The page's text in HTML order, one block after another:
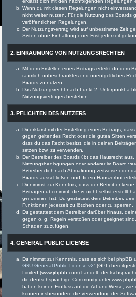
erklärst dich mit den nachfolgenden Regelungen
Wenn du mit diesen Regelungen nicht
nicht weiter nutzen. Für die Nutzung des Boards
veröffentlichten Regelungen.
Der Nutzungsvertrag wird auf unbestimmte Zeit
Seiten ohne Einhaltung einer Frist jederzeit
2. EINRÄUMUNG VON NUTZUNGSRECHTEN
Mit dem Erstellen eines Beitrags erteilst du dem
räumlich unbeschränktes und unentgeltliches
Boards zu nutzen.
Das Nutzungsrecht nach Punkt 2, Unterpunkt a
Nutzungsvertrages bestehen.
3. PFLICHTEN DES NUTZERS
Du erklärst mit der Erstellung eines Beitrags,
gegen geltendes Recht oder die guten Sitten
dass du das Recht besitzt, die in deinen
setzen bzw. zu verwenden.
Der Betreiber des Boards übt das Hausrecht
Nutzungsbedingungen oder anderer im Board
Betreiber dich nach Abmahnung zeitweise oder
Boards ausschließen und dir ein Hausverbot
Du nimmst zur Kenntnis, dass der Betreiber
Beiträgen übernimmt, die er nicht selbst erstellt
genommen hat. Du gestattest dem Betreiber,
Funktionen jederzeit zu löschen oder zu sperren.
Du gestattest dem Betreiber darüber hinaus,
gegen o. g. Regeln verstoßen oder geeignet
Schaden zuzufügen.
4. GENERAL PUBLIC LICENSE
Du nimmst zur Kenntnis, dass es sich bei phpBB
GNU General Public License v2“ (GPL)
Limited (www.phpbb.com) handelt;
die deutschsprachige Community unter
haben keinen Einfluss auf die Art und Weise, wie
können insbesondere die Verwendung der